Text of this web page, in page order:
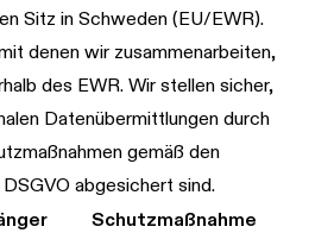
Sitz in Schweden (EU/EWR).
denen wir zusammenarbeiten,
des EWR. Wir stellen sicher,
Datenübermittlungen durch
gemäß den
abgesichert sind.
Schutzmaßnahme